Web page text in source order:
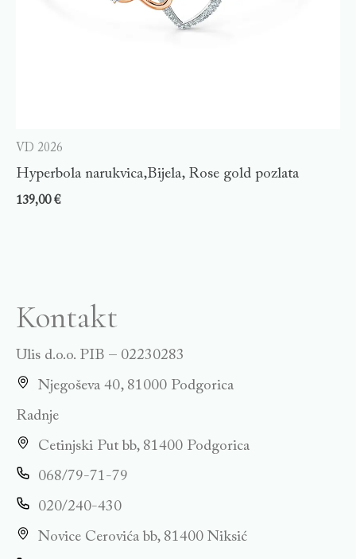
VD 2026
Hyperbola narukvica,Bijela, Rose gold pozlata
139,00€
Kontakt
Ulis d.o.o. PIB – 02230283
Njegoševa 40, 81000 Podgorica
Radnje
Cetinjski Put bb, 81400 Podgorica
068/79-71-79
020/240-430
Novice Cerovića bb, 81400 Niksić